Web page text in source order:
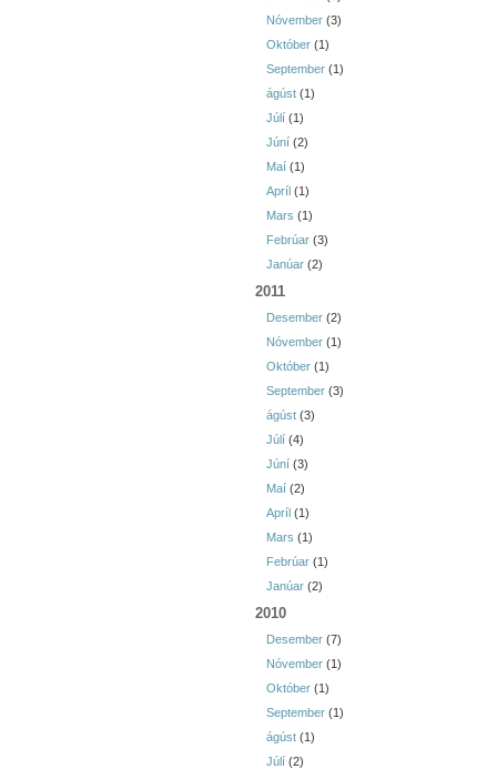
Nóvember (3)
Október (1)
September (1)
ágúst (1)
Júlí (1)
Júní (2)
Maí (1)
Apríl (1)
Mars (1)
Febrúar (3)
Janúar (2)
2011
Desember (2)
Nóvember (1)
Október (1)
September (3)
ágúst (3)
Júlí (4)
Júní (3)
Maí (2)
Apríl (1)
Mars (1)
Febrúar (1)
Janúar (2)
2010
Desember (7)
Nóvember (1)
Október (1)
September (1)
ágúst (1)
Júlí (2)